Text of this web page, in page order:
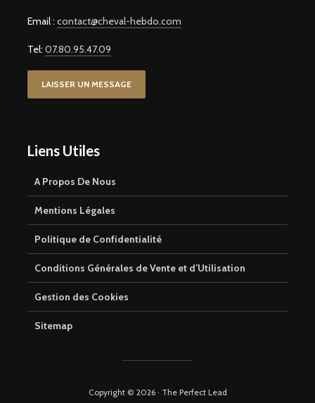
Email : contact@cheval-hebdo.com
Tel: 07.80.95.47.09
LAISSER UN MESSAGE
Liens Utiles
A Propos De Nous
Mentions Légales
Politique de Confidentialité
Conditions Générales de Vente et d’Utilisation
Gestion des Cookies
Sitemap
Copyright © 2026 · The Perfect Lead